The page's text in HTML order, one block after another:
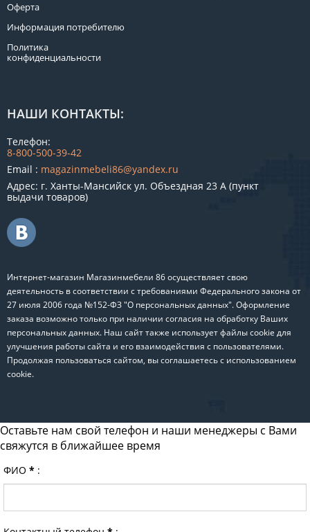
Оферта
Информация потребителю
Политика
конфиденциальности
НАШИ КОНТАКТЫ:
Телефон:
8-800-500-39-42
Email : magazinmebeli86@yandex.ru
Адрес: г. Ханты-Мансийск ул. Объездная 23 А (пункт
выдачи товаров)
Интернет-магазин Магазинмебели 86 осуществляет свою
деятельность в соответствии с требованиями Федерального закона от
27 июля 2006 года №152-ФЗ "О персональных данных". Оформление
заказа возможно только при наличии согласия на обработку Ваших
персональных данных. Наш сайт также использует файлы cookie для
улучшения работы сайта и его взаимодействия с пользователями.
Продолжая пользоваться сайтом, вы соглашаетесь с использованием
cookie.
Оставьте нам свой телефон и наши менеджеры с Вами
свяжутся в ближайшее время
ФИО * :